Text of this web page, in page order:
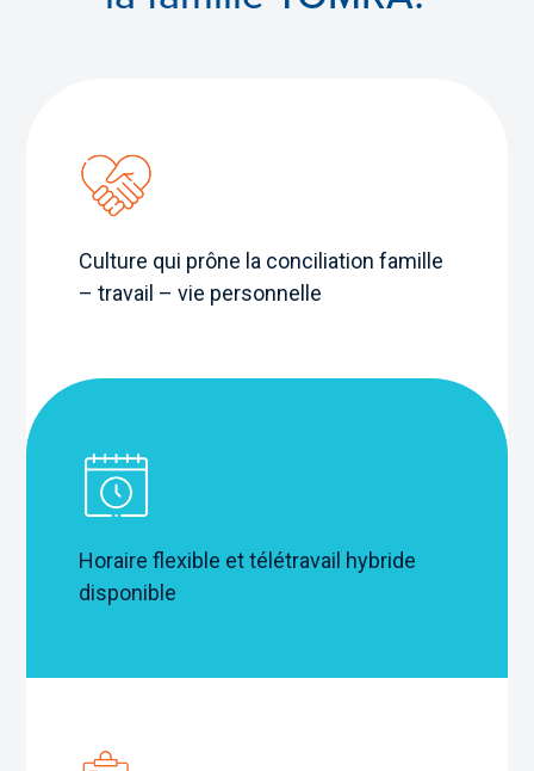
Culture qui prône la conciliation famille
– travail – vie personnelle
Horaire flexible et télétravail hybride
disponible